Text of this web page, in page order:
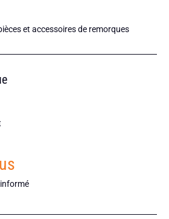
et accessoires de remorques